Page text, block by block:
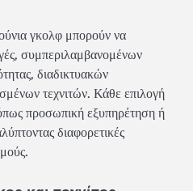
γκολφ μπορούν να
συμπεριλαμβανομένων
διαδικτυακών
τεχνιτών. Κάθε επιλογή
προσωπική εξυπηρέτηση ή
διαφορετικές